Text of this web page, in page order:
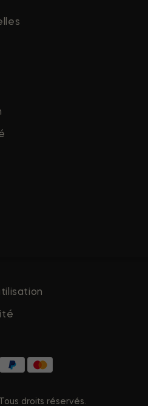
droits réservés.